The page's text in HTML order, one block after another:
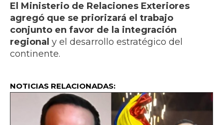
El Ministerio de Relaciones Exteriores
agregó que se priorizará el trabajo
conjunto en favor de la integración
regional y el desarrollo estratégico del
continente.
NOTICIAS RELACIONADAS: